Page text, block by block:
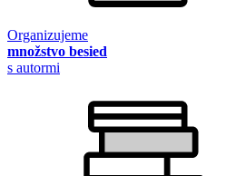
Organizujeme
množstvo besied
s autormi